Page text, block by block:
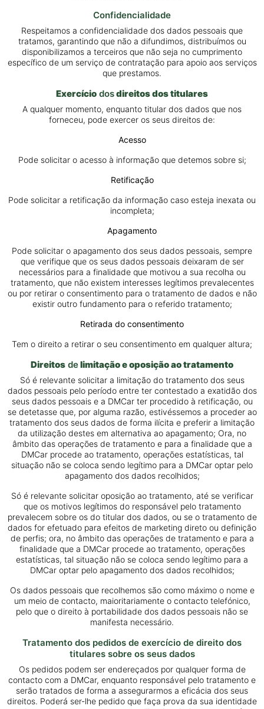
Confidencialidade
Respeitamos a confidencialidade dos dados pessoais que
tratamos, garantindo que não a difundimos, distribuímos ou
disponibilizamos a terceiros que não seja no cumprimento
específico de um serviço de contratação para apoio aos serviços
que prestamos.
Exercício dosdireitos dos titulares
A qualquer momento, enquanto titular dos dados que nos
forneceu, pode exercer os seus direitos de:
Acesso
Pode solicitar o acesso à informação que detemos sobre si;
Retificação
Pode solicitar a retificação da informação caso esteja inexata ou
incompleta;
Apagamento
Pode solicitar o apagamento dos seus dados pessoais, sempre
que verifique que os seus dados pessoais deixaram de ser
necessários para a finalidade que motivou a sua recolha ou
tratamento, que não existem interesses legítimos prevalecentes
ou por retirar o consentimento para o tratamento de dados e não
existir outro fundamento para o referido tratamento;
Retirada do consentimento
Tem o direito a retirar o seu consentimento em qualquer altura;
Direitos delimitação e oposição ao tratamento
Só é relevante solicitar a limitação do tratamento dos seus
dados pessoais pelo período entre ter contestado a exatidão dos
seus dados pessoais e a DMCar ter procedido à retificação, ou
se detetasse que, por alguma razão, estivéssemos a proceder ao
tratamento dos seus dados de forma ilícita e preferir a limitação
da utilização destes em alternativa ao apagamento; Ora, no
âmbito das operações de tratamento e para a finalidade que a
DMCar procede ao tratamento, operações estatísticas, tal
situação não se coloca sendo legítimo para a DMCar optar pelo
apagamento dos dados recolhidos;
Só é relevante solicitar oposição ao tratamento, até se verificar
que os motivos legítimos do responsável pelo tratamento
prevalecem sobre os do titular dos dados, ou se o tratamento de
dados for efetuado para efeitos de marketing direto ou definição
de perfis; ora, no âmbito das operações de tratamento e para a
finalidade que a DMCar procede ao tratamento, operações
estatísticas, tal situação não se coloca sendo legítimo para a
DMCar optar pelo apagamento dos dados recolhidos;
Os dados pessoais que recolhemos são como máximo o nome e
um meio de contacto, maioritariamente o contacto telefónico,
pelo que o direito à portabilidade dos dados pessoais não se
manifesta necessário.
Tratamento dos pedidos de exercício de direito dos
titulares sobre os seus dados
Os pedidos podem ser endereçados por qualquer forma de
contacto com a DMCar, enquanto responsável pelo tratamento e
serão tratados de forma a assegurarmos a eficácia dos seus
direitos. Poderá ser-lhe pedido que faça prova da sua identidade